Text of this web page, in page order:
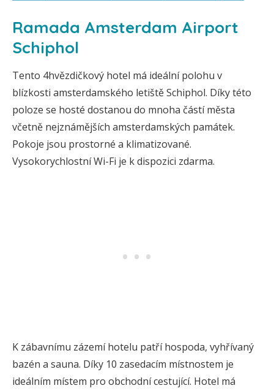
Ramada Amsterdam Airport
Schiphol
Tento 4hvězdičkový hotel má ideální polohu v
blízkosti amsterdamského letiště Schiphol. Díky této
poloze se hosté dostanou do mnoha částí města
včetně nejznámějších amsterdamských památek.
Pokoje jsou prostorné a klimatizované.
Vysokorychlostní Wi-Fi je k dispozici zdarma.
K zábavnímu zázemí hotelu patří hospoda, vyhřívaný
bazén a sauna. Díky 10 zasedacím místnostem je
ideálním místem pro obchodní cestující. Hotel má